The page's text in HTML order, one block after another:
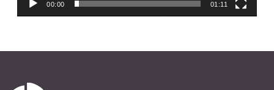
00:00 01:11